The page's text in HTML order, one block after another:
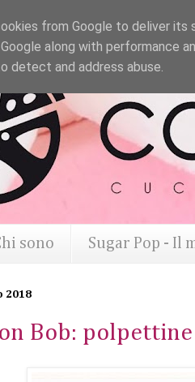
sono Sugar Pop - Il
2018
Bob:
from Google to deliver its
along with performance
detect and address abuse.